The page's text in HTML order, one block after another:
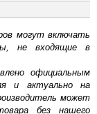
могут включать
не входящие в
официальным
и актуально на
может
без нашего